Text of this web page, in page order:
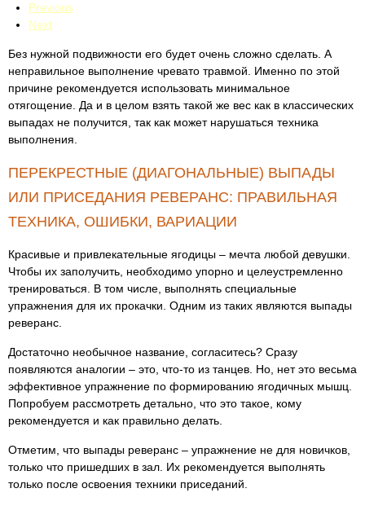
Previous
Next
Без нужной подвижности его будет очень сложно сделать. А
неправильное выполнение чревато травмой. Именно по этой
причине рекомендуется использовать минимальное
отягощение. Да и в целом взять такой же вес как в классических
выпадах не получится, так как может нарушаться техника
выполнения.
ПЕРЕКРЕСТНЫЕ (ДИАГОНАЛЬНЫЕ) ВЫПАДЫ
ИЛИ ПРИСЕДАНИЯ РЕВЕРАНС: ПРАВИЛЬНАЯ
ТЕХНИКА, ОШИБКИ, ВАРИАЦИИ
Красивые и привлекательные ягодицы – мечта любой девушки.
Чтобы их заполучить, необходимо упорно и целеустремленно
тренироваться. В том числе, выполнять специальные
упражнения для их прокачки. Одним из таких являются выпады
реверанс.
Достаточно необычное название, согласитесь? Сразу
появляются аналогии – это, что-то из танцев. Но, нет это весьма
эффективное упражнение по формированию ягодичных мышц.
Попробуем рассмотреть детально, что это такое, кому
рекомендуется и как правильно делать.
Отметим, что выпады реверанс – упражнение не для новичков,
только что пришедших в зал. Их рекомендуется выполнять
только после освоения техники приседаний.